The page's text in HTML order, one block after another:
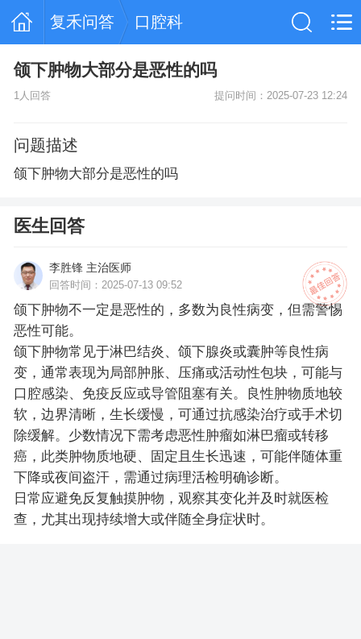
复禾问答 口腔科
颌下肿物大部分是恶性的吗
1人回答 提问时间：2025-07-23 12:24
问题描述
颌下肿物大部分是恶性的吗
医生回答
李胜锋 主治医师
回答时间：2025-07-13 09:52
颌下肿物不一定是恶性的，多数为良性病变，但需警惕
恶性可能。
颌下肿物常见于淋巴结炎、颌下腺炎或囊肿等良性病
变，通常表现为局部肿胀、压痛或活动性包块，可能与
口腔感染、免疫反应或导管阻塞有关。良性肿物质地较
软，边界清晰，生长缓慢，可通过抗感染治疗或手术切
除缓解。少数情况下需考虑恶性肿瘤如淋巴瘤或转移
癌，此类肿物质地硬、固定且生长迅速，可能伴随体重
下降或夜间盗汗，需通过病理活检明确诊断。
日常应避免反复触摸肿物，观察其变化并及时就医检
查，尤其出现持续增大或伴随全身症状时。